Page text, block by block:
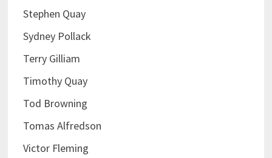
Stephen Quay
Sydney Pollack
Terry Gilliam
Timothy Quay
Tod Browning
Tomas Alfredson
Victor Fleming